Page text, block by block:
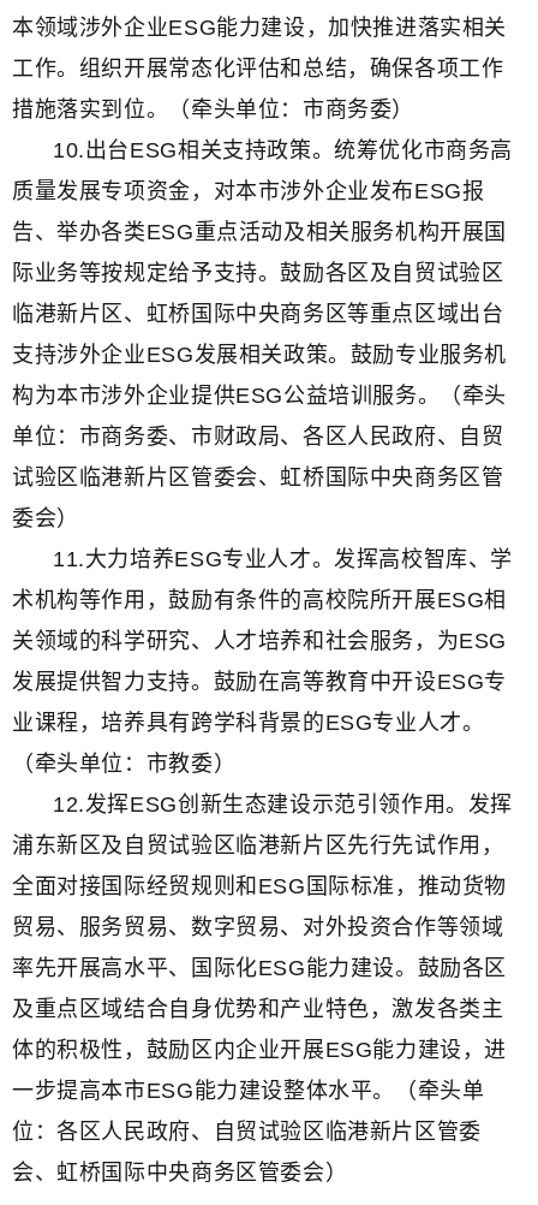
本领域涉外企业ESG能力建设，加快推进落实相关
工作。组织开展常态化评估和总结，确保各项工作
措施落实到位。（牵头单位：市商务委）
10.出台ESG相关支持政策。统筹优化市商务高
质量发展专项资金，对本市涉外企业发布ESG报
告、举办各类ESG重点活动及相关服务机构开展国
际业务等按规定给予支持。鼓励各区及自贸试验区
临港新片区、虹桥国际中央商务区等重点区域出台
支持涉外企业ESG发展相关政策。鼓励专业服务机
构为本市涉外企业提供ESG公益培训服务。（牵头
单位：市商务委、市财政局、各区人民政府、自贸
试验区临港新片区管委会、虹桥国际中央商务区管
委会）
11.大力培养ESG专业人才。发挥高校智库、学
术机构等作用，鼓励有条件的高校院所开展ESG相
关领域的科学研究、人才培养和社会服务，为ESG
发展提供智力支持。鼓励在高等教育中开设ESG专
业课程，培养具有跨学科背景的ESG专业人才。
（牵头单位：市教委）
12.发挥ESG创新生态建设示范引领作用。发挥
浦东新区及自贸试验区临港新片区先行先试作用，
全面对接国际经贸规则和ESG国际标准，推动货物
贸易、服务贸易、数字贸易、对外投资合作等领域
率先开展高水平、国际化ESG能力建设。鼓励各区
及重点区域结合自身优势和产业特色，激发各类主
体的积极性，鼓励区内企业开展ESG能力建设，进
一步提高本市ESG能力建设整体水平。（牵头单
位：各区人民政府、自贸试验区临港新片区管委
会、虹桥国际中央商务区管委会）